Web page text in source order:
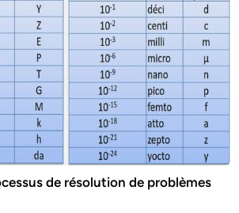
de résolution de problèmes